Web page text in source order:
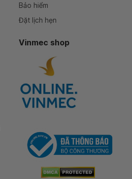
Bảo hiểm
Đặt lịch hẹn
Vinmec shop